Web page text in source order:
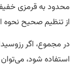
به قرمزی خفیف یا
تنظیم صحیح نحوه
مجموع، اگر
شود، می‌توان آن